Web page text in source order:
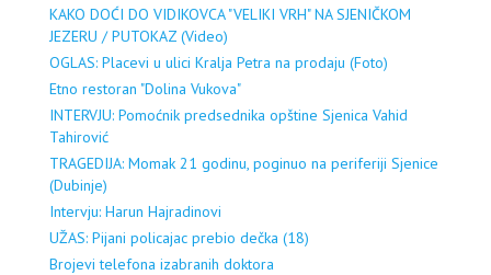
KAKO DOĆI DO VIDIKOVCA "VELIKI VRH" NA SJENIČKOM
JEZERU / PUTOKAZ (Video)
OGLAS: Placevi u ulici Kralja Petra na prodaju (Foto)
Etno restoran "Dolina Vukova"
INTERVJU: Pomoćnik predsednika opštine Sjenica Vahid
Tahirović
TRAGEDIJA: Momak 21 godinu, poginuo na periferiji Sjenice
(Dubinje)
Intervju: Harun Hajradinovi
UŽAS: Pijani policajac prebio dečka (18)
Brojevi telefona izabranih doktora